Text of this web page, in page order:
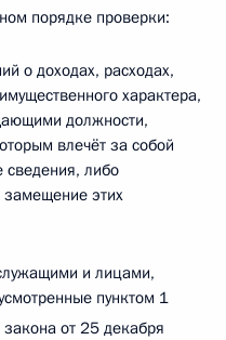
порядке проверки:
о доходах, расходах,
характера,
должности,
влечёт за собой
сведения, либо
этих
и лицами,
пунктом 1
от 25 декабря